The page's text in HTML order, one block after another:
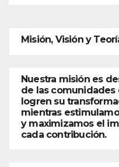
Misión, Visión y
Nuestra misión es
de las comunidades
logren su
mientras
y maximizamos el
cada contribución.